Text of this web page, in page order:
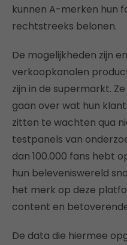
kunnen A-merken hun
rechtstreeks belonen.
De mogelijkheden zijn
verkoopkanalen
zijn in de supermarkt.
gaan over wat hun
zitten te wachten qua
testpanels van
dan 100.000 fans hebt
hun beleveniswereld
het merk op deze
content en
De data die hiermee